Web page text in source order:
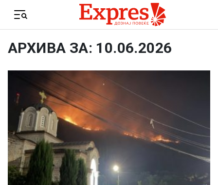
Menu
АРХИВА ЗА: 10.06.2026